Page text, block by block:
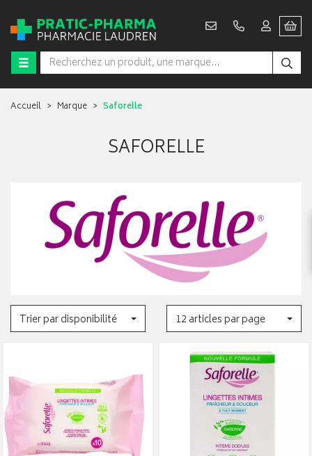
Accueil Marque Saforelle
SAFORELLE
Trier par disponibilité 12 articles par page